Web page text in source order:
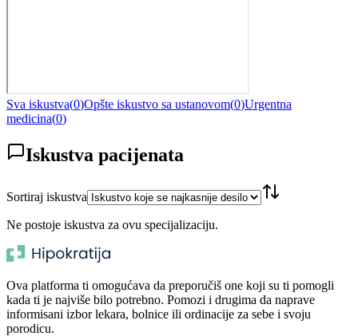
Sva iskustva(0)Opšte iskustvo sa ustanovom(0)Urgentna
medicina(0)
Iskustva pacijenata
Sortiraj iskustva
Ne postoje iskustva za ovu specijalizaciju.
Ova platforma ti omogućava da preporučiš one koji su ti pomogli
kada ti je najviše bilo potrebno. Pomozi i drugima da naprave
informisani izbor lekara, bolnice ili ordinacije za sebe i svoju
porodicu.